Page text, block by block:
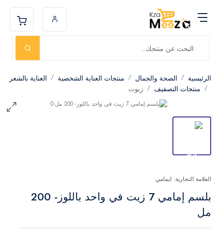
الرئيسية الصحة والجمال منتجات العناية الشخصية
العناية بالشعر
منتجات التصفيف
زيوت
العلامة التجارية: ايمامي
بلسم إمامي 7 زيت في واحد باللوز- 200
مل